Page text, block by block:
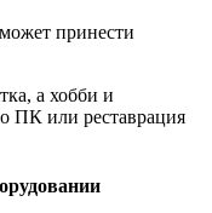
принести
а хобби и
ПК или реставрация